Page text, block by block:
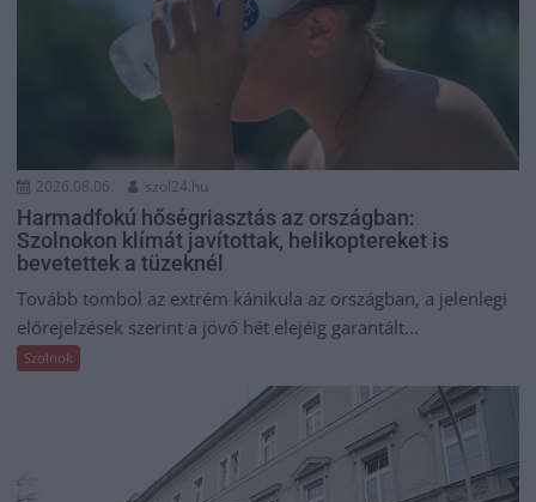
2026.08.06. szol24.hu
Harmadfokú hőségriasztás az országban:
Szolnokon klímát javítottak, helikoptereket is
bevetettek a tüzeknél
Tovább tombol az extrém kánikula az országban, a jelenlegi
előrejelzések szerint a jövő hét elejéig garantált...
Szolnok